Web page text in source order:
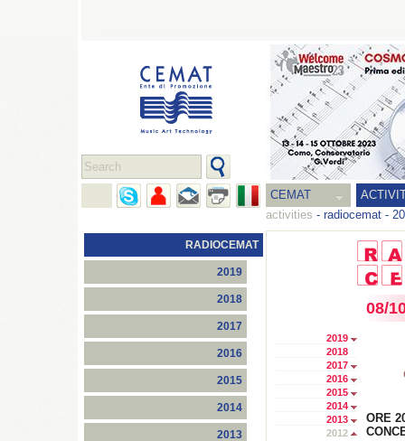
CEMAT
activities - radiocemat -
RADIOCEMAT
2019
2018
2017
2016
2015
2014
2013
2019
2018
2017
2016
2015
2014
2013
2012
08/
ORE